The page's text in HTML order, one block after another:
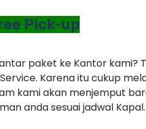
Pick-up
paket ke Kantor kami?
Karena itu cukup
kami akan menjemput
anda sesuai jadwal Kapal.